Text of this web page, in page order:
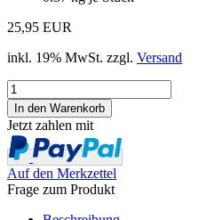
25,95 EUR
inkl. 19% MwSt. zzgl. Versand
Jetzt zahlen mit
Auf den Merkzettel
Frage zum Produkt